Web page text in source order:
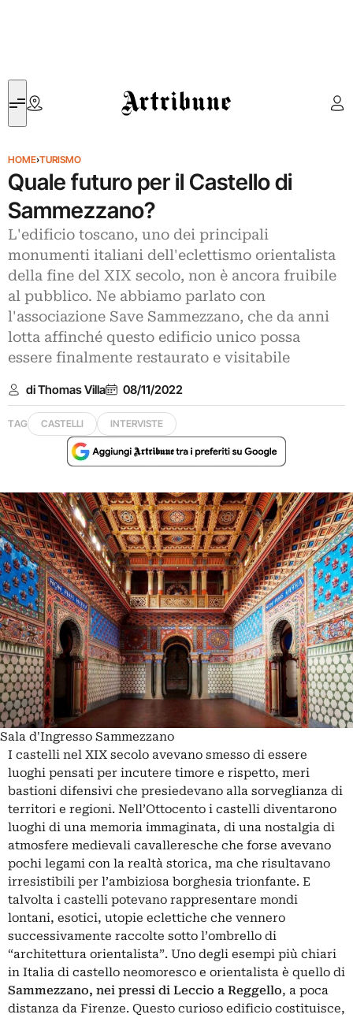
Artribune
HOME›TURISMO
Quale futuro per il Castello di
Sammezzano?
L'edificio toscano, uno dei principali
monumenti italiani dell'eclettismo orientalista
della fine del XIX secolo, non è ancora fruibile
al pubblico. Ne abbiamo parlato con
l'associazione Save Sammezzano, che da anni
lotta affinché questo edificio unico possa
essere finalmente restaurato e visitabile
di Thomas Villa 08/11/2022
TAG CASTELLI INTERVISTE
Sala d'Ingresso Sammezzano
I castelli nel XIX secolo avevano smesso di essere
luoghi pensati per incutere timore e rispetto, meri
bastioni difensivi che presiedevano alla sorveglianza di
territori e regioni. Nell’Ottocento i castelli diventarono
luoghi di una memoria immaginata, di una nostalgia di
atmosfere medievali cavalleresche che forse avevano
pochi legami con la realtà storica, ma che risultavano
irresistibili per l’ambiziosa borghesia trionfante. E
talvolta i castelli potevano rappresentare mondi
lontani, esotici, utopie eclettiche che vennero
successivamente raccolte sotto l’ombrello di
“architettura orientalista”. Uno degli esempi più chiari
in Italia di castello neomoresco e orientalista è quello di
Sammezzano, nei pressi di Leccio a Reggello, a poca
distanza da Firenze. Questo curioso edificio costituisce,